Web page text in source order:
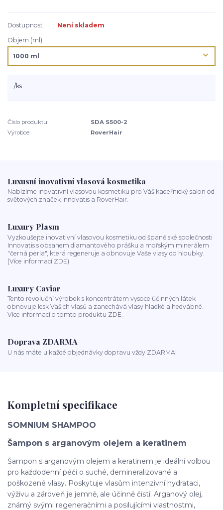
Dostupnost
Není skladem
Objem (ml)
/ks
Číslo produktu:
SDA S500-2
Výrobce:
RoverHair
Luxusní inovativní vlasová kosmetika
Nabízíme inovativní vlasovou kosmetiku pro Váš kadeřnický salon od
světových značek Innovatis a RoverHair.
Luxury Plasm
Vyzkoušejte inovativní vlasovou kosmetiku od španělské společnosti
Innovatis s obsahem diamantového prášku a mořským minerálem
"černá perla", která regeneruje a obnovuje Vaše vlasy do hloubky.
(Více informací ZDE)
Luxury Caviar
Tento revoluční výrobek s koncentrátem vysoce účinných látek
obnovuje lesk Vašich vlasů a zanechává vlasy hladké a hedvábné.
Více informací o tomto produktu ZDE.
Doprava ZDARMA
U nás máte u každé objednávky dopravu vždy ZDARMA!
Kompletní specifikace
SOMNIUM SHAMPOO
Šampon s arganovým olejem a keratinem
Šampon s arganovým olejem a keratinem je ideální volbou
pro každodenní péči o suché, demineralizované a
poškozené vlasy. Poskytuje vlasům intenzivní hydrataci,
výživu a zároveň je jemně, ale účinně čistí. Arganový olej,
známý svými regeneračními a posilujícími vlastnostmi,